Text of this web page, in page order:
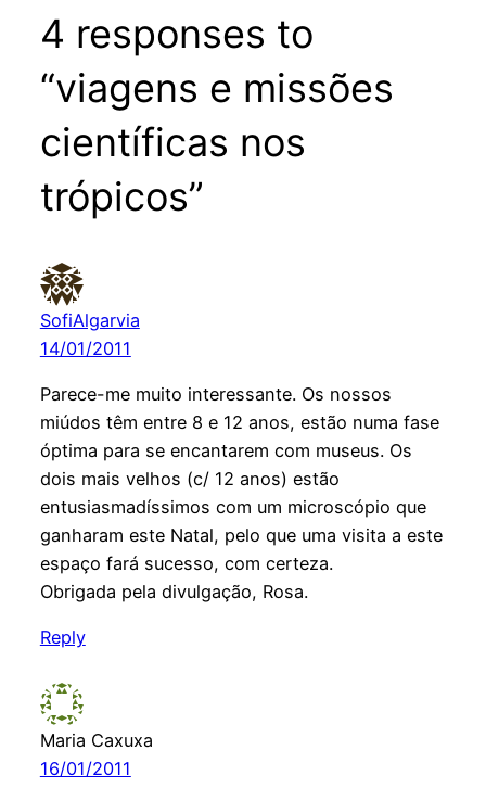
4 responses to
“viagens e missões
científicas nos
trópicos”
SofiAlgarvia
14/01/2011
Parece-me muito interessante. Os nossos
miúdos têm entre 8 e 12 anos, estão numa fase
óptima para se encantarem com museus. Os
dois mais velhos (c/ 12 anos) estão
entusiasmadíssimos com um microscópio que
ganharam este Natal, pelo que uma visita a este
espaço fará sucesso, com certeza.
Obrigada pela divulgação, Rosa.
Reply
Maria Caxuxa
16/01/2011